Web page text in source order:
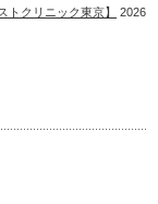
クリニック東京】
2026